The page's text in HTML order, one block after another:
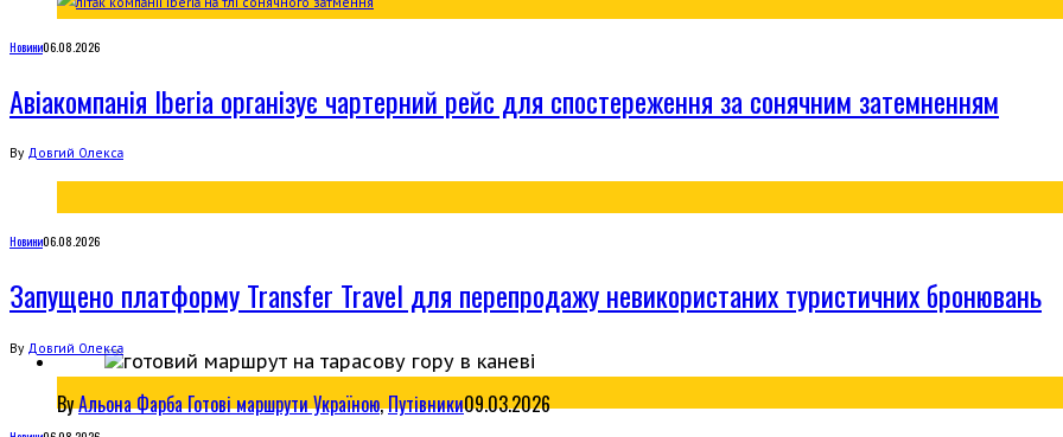
ByАльона ФарбаГотові маршрути Україною,Путівники09.03.2026
Новини06.08.2026
Авіакомпанія Iberia організує чартерний рейс для спостереження за сонячним затемненням
By Довгий Олекса
Новини06.08.2026
Запущено платформу Transfer Travel для перепродажу невикористаних туристичних бронювань
By Довгий Олекса